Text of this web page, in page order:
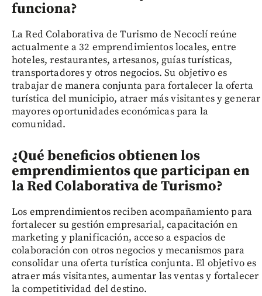
funciona?
La Red Colaborativa de Turismo de Necoclí reúne
actualmente a 32 emprendimientos locales, entre
hoteles, restaurantes, artesanos, guías turísticas,
transportadores y otros negocios. Su objetivo es
trabajar de manera conjunta para fortalecer la oferta
turística del municipio, atraer más visitantes y generar
mayores oportunidades económicas para la
comunidad.
¿Qué beneficios obtienen los
emprendimientos que participan en
la Red Colaborativa de Turismo?
Los emprendimientos reciben acompañamiento para
fortalecer su gestión empresarial, capacitación en
marketing y planificación, acceso a espacios de
colaboración con otros negocios y mecanismos para
consolidar una oferta turística conjunta. El objetivo es
atraer más visitantes, aumentar las ventas y fortalecer
la competitividad del destino.